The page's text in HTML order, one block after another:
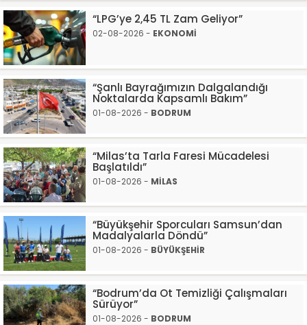
“LPG’ye 2,45 TL Zam Geliyor”
02-08-2026 - EKONOMİ
“Şanlı Bayrağımızın Dalgalandığı
Noktalarda Kapsamlı Bakım”
01-08-2026 - BODRUM
“Milas’ta Tarla Faresi Mücadelesi
Başlatıldı”
01-08-2026 - MİLAS
“Büyükşehir Sporcuları Samsun’dan
Madalyalarla Döndü”
01-08-2026 - BÜYÜKŞEHİR
“Bodrum’da Ot Temizliği Çalışmaları
Sürüyor”
01-08-2026 - BODRUM